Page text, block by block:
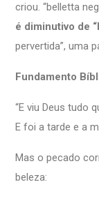
criou. “belletta
é diminutivo de
pervertida”, uma
Fundamento
“E viu Deus tudo
E foi a tarde e a
Mas o pecado
beleza: